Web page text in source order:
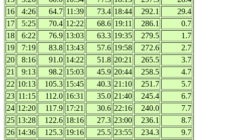
16
4:26 64.7 11:39 73.4 18:44 292.1
29.4
17
5:25 70.4 12:22 68.6 19:11 286.1
0.7
18
6:22 76.9 13:03 63.3 19:35 279.5
1.7
19
7:19 83.8 13:43 57.6 19:58 272.6
2.7
20
8:16 91.0 14:22 51.8 20:21 265.5
3.7
21
9:13 98.2 15:03 45.9 20:44 258.5
4.7
22 10:13 105.3 15:45 40.3 21:10 251.7
5.7
23 11:15 112.0 16:31 35.0 21:40 245.4
6.7
24 12:20 117.9 17:21 30.6 22:16 240.0
7.7
25 13:28 122.6 18:16 27.3 23:00 236.1
8.7
26 14:36 125.3 19:16 25.5 23:55 234.3
9.7